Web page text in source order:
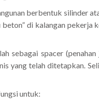
berbentuk silinder
di kalangan
sebagai spacer
yang telah ditetapkan.
untuk: